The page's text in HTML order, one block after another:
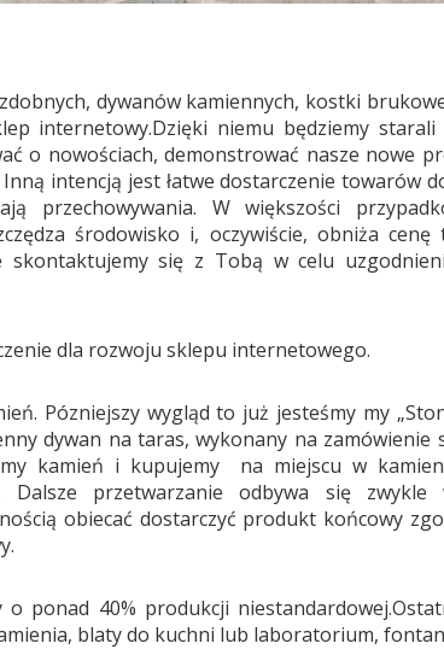
dywanów kamiennych, kostki
internetowy.Dzięki niemu będziemy
o nowościach, demonstrować nasze nowe
intencją jest łatwe dostarczenie towarów
przechowywania. W większości
środowisko i, oczywiście, obniża cenę
skontaktujemy się z Tobą w celu
dla rozwoju sklepu internetowego.
Pózniejszy wygląd to już jesteśmy my
dywan na taras, wykonany na zamówienie
kamień i kupujemy na miejscu w
Dalsze przetwarzanie odbywa się
obiecać dostarczyć produkt końcowy
ponad 40% produkcji
blaty do kuchni lub laboratorium,